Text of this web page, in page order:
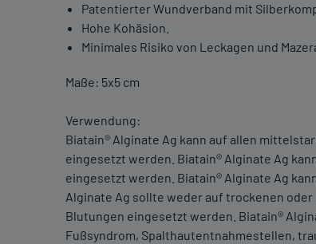
Patentierter Wundverband mit
Hohe Kohäsion.
Minimales Risiko von Leckagen und
Maße: 5x5 cm
Verwendung:
Biatain® Alginate Ag kann auf allen
eingesetzt werden. Biatain® Alginate Ag
eingesetzt werden. Biatain® Alginate Ag
Alginate Ag sollte weder auf trockenen
Blutungen eingesetzt werden. Biatain®
Fußsyndrom, Spalthautentnahmestellen,